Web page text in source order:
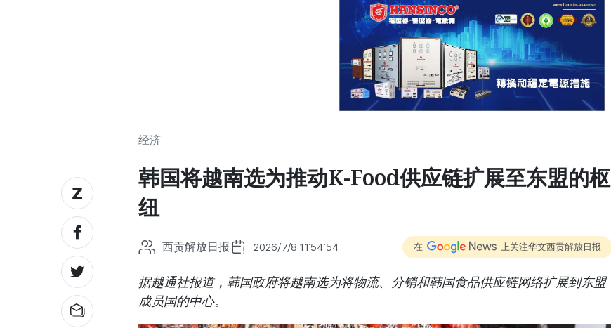
经济
韩国将越南选为推动K-Food供应链扩展至东盟的枢
纽
西贡解放日报 2026/7/8 11:54:54 在 上关注华文西贡解放日报
据越通社报道，韩国政府将越南选为将物流、分销和韩国食品供应链网络扩展到东盟
成员国的中心。